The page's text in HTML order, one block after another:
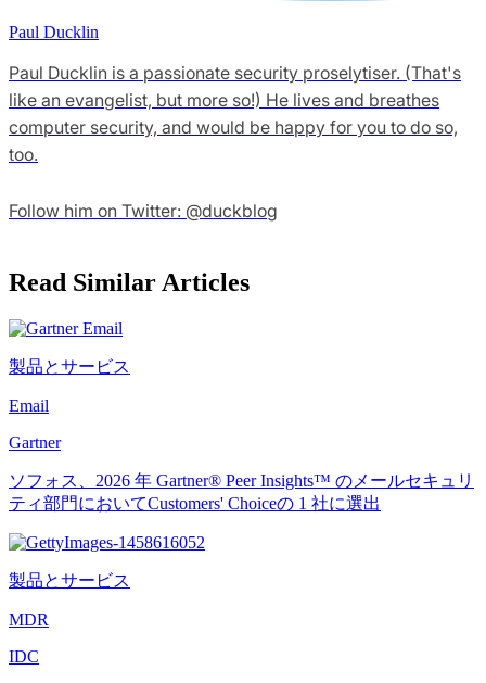
Paul Ducklin
Paul Ducklin is a passionate security proselytiser. (That's
like an evangelist, but more so!) He lives and breathes
computer security, and would be happy for you to do so,
too.
Follow him on Twitter: @duckblog
Read Similar Articles
製品とサービス
Email
Gartner
ソフォス、2026 年 Gartner® Peer Insights™ のメールセキュリ
ティ部門においてCustomers' Choiceの 1 社に選出
製品とサービス
MDR
IDC